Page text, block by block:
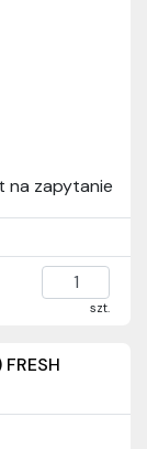
na zapytanie
szt.